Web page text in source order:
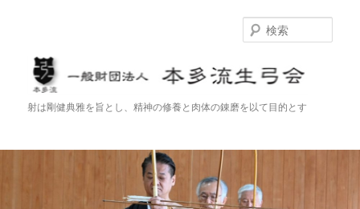
一般財団法人 本多流生弓会
射は剛健典雅を旨とし、精神の修養と肉体の錬磨を以て目的とす
索